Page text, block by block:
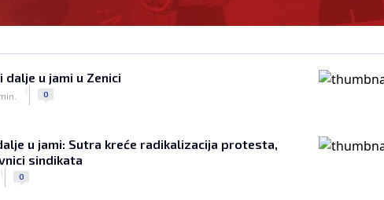
dalje u jami u Zenici
| 0
u jami: Sutra kreće radikalizacija protesta,
sindikata
| 0